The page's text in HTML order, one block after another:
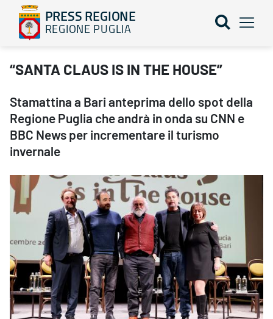
PRESS REGIONE
REGIONE PUGLIA
“SANTA CLAUS IS IN THE HOUSE” - PRESS REGIONE
“SANTA CLAUS IS IN THE HOUSE”
Stamattina a Bari anteprima dello spot della
Regione Puglia che andrà in onda su CNN e
BBC News per incrementare il turismo
invernale